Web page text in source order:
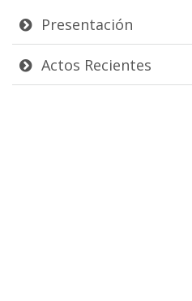
Presentación
Actos Recientes